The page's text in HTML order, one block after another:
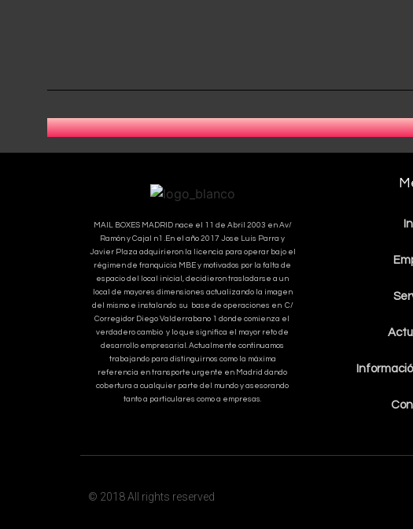
MAIL BOXES MADRID nace el 11 de Abril 2003 en Av/
Ramón y Cajal n1 .En el año 2017 Jose Luis Parra y
Javier Plaza adquirieron la licencia para operar bajo el
régimen de franquicia MBE y motivados por la falta de
espacio del local inicial, decidieron trasladarse a un
local de mayores dimensiones actualizando la imagen
del mismo e instalando su base de operaciones en C/
Corregidor Diego Valderrabano 1 donde comienza el
verdadero cambio y lo que significa el mayor reto de
desarrollo empresarial. Actualmente continuamos
trabajando para distinguirnos como la máxima
referencia en transporte urgente en Madrid dando
cobertura a cualquier parte del mundo y asesorando
tanto a particulares como a empresas.
© 2018 All rights reserved